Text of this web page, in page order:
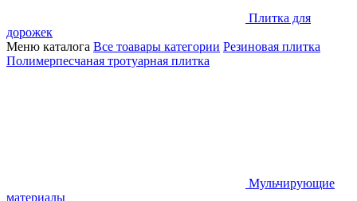
Плитка для
дорожек
Меню каталога Все тоавары категории Резиновая плитка
Полимерпесчаная тротуарная плитка
Мульчирующие
материалы